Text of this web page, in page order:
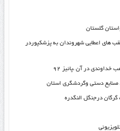
گلستان
های اعطایی شهروندان به پزشکپوردر
صنایع دستی وگردشگری استان
درجنگل النگدره